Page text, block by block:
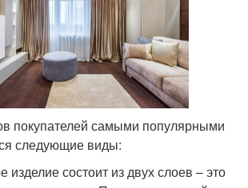
покупателей самыми популярными
следующие виды:
изделие состоит из двух слоев – это